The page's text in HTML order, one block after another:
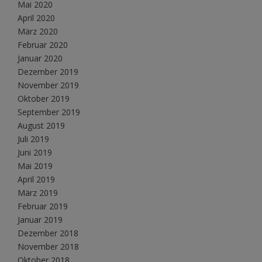
Mai 2020
April 2020
März 2020
Februar 2020
Januar 2020
Dezember 2019
November 2019
Oktober 2019
September 2019
August 2019
Juli 2019
Juni 2019
Mai 2019
April 2019
März 2019
Februar 2019
Januar 2019
Dezember 2018
November 2018